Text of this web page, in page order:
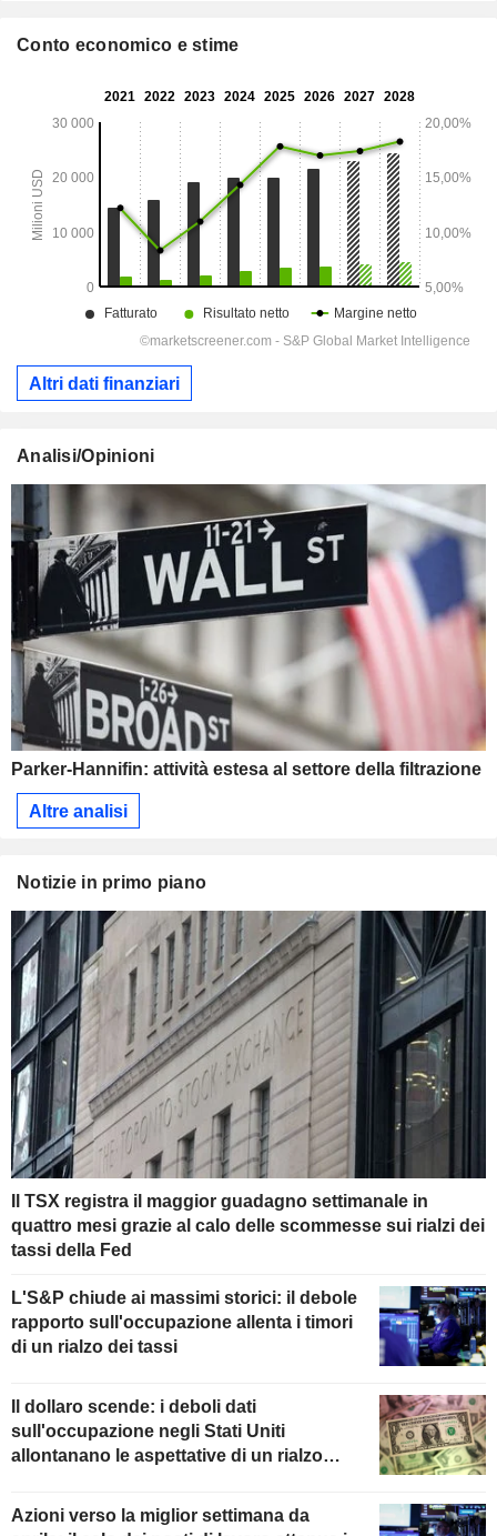
Conto economico e stime
Altri dati finanziari
Analisi/Opinioni
Parker-Hannifin: attività estesa al settore della filtrazione
Altre analisi
Notizie in primo piano
Il TSX registra il maggior guadagno settimanale in
quattro mesi grazie al calo delle scommesse sui rialzi dei
tassi della Fed
L'S&P chiude ai massimi storici: il debole
rapporto sull'occupazione allenta i timori
di un rialzo dei tassi
Il dollaro scende: i deboli dati
sull'occupazione negli Stati Uniti
allontanano le aspettative di un rialzo
Azioni verso la miglior settimana da